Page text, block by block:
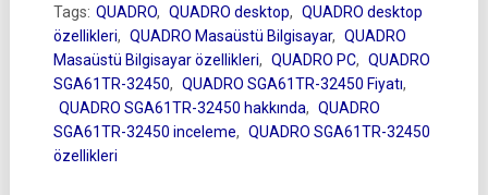
Tags: QUADRO, QUADRO desktop, QUADRO desktop
özellikleri, QUADRO Masaüstü Bilgisayar, QUADRO
Masaüstü Bilgisayar özellikleri, QUADRO PC, QUADRO
SGA61TR-32450, QUADRO SGA61TR-32450 Fiyatı,
QUADRO SGA61TR-32450 hakkında, QUADRO
SGA61TR-32450 inceleme, QUADRO SGA61TR-32450
özellikleri